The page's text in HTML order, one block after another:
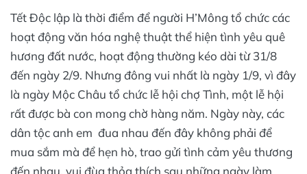
Tết Độc lập là thời điểm để người H’Mông tổ chức các
hoạt động văn hóa nghệ thuật thể hiện tình yêu quê
hương đất nước, hoạt động thường kéo dài từ 31/8
đến ngày 2/9. Nhưng đông vui nhất là ngày 1/9, vì đây
là ngày Mộc Châu tổ chức lễ hội chợ Tình, một lễ hội
rất được bà con mong chờ hàng năm. Ngày này, các
dân tộc anh em đua nhau đến đây không phải để
mua sắm mà để hẹn hò, trao gửi tình cảm yêu thương
đến nhau, vui đùa thỏa thích sau những ngày làm